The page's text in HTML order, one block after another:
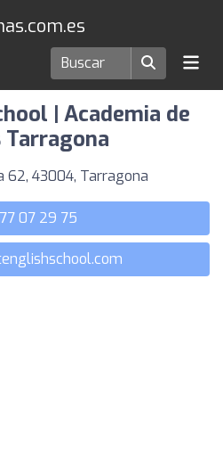
idiomas en Tarragona
| Academia de
Tarragona
62, 43004, Tarragona
07 29 75